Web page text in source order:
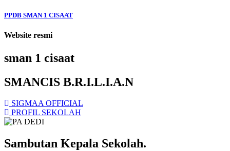
PPDB SMAN 1 CISAAT
Website resmi
sman 1 cisaat
SMANCIS B.R.I.L.I.A.N
SIGMAA OFFICIAL
PROFIL SEKOLAH
Sambutan Kepala Sekolah.